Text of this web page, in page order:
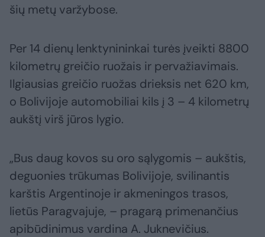
šių metų varžybose.
Per 14 dienų lenktynininkai turės įveikti 8800
kilometrų greičio ruožais ir pervažiavimais.
Ilgiausias greičio ruožas drieksis net 620 km,
o Bolivijoje automobiliai kils į 3 – 4 kilometrų
aukštį virš jūros lygio.
„Bus daug kovos su oro sąlygomis – aukštis,
deguonies trūkumas Bolivijoje, svilinantis
karštis Argentinoje ir akmeningos trasos,
lietūs Paragvajuje, – pragarą primenančius
apibūdinimus vardina A. Juknevičius.